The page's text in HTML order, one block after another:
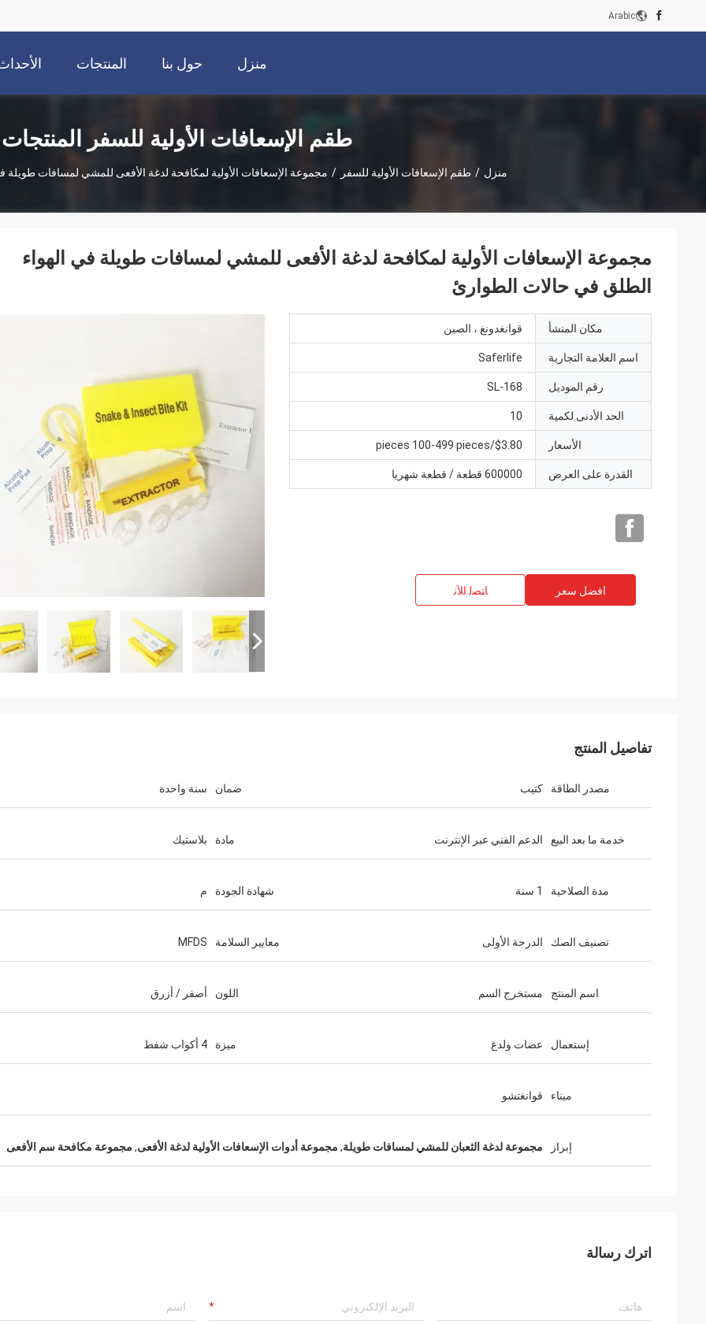
Arabic
منزل حول بنا المنتجات
طقم الإسعافات الأولية للسفر المنتجات
منزل / طقم الإسعافات الأولية للسفر / مجموعة الإسعافات الأولية لمكافحة لدغة الأفعى للمشي لمسافات طويلة
مجموعة الإسعافات الأولية لمكافحة لدغة الأفعى للمشي لمسافات طويلة في الهواء
الطلق في حالات الطوارئ
مكان المنشأ قوانغدونغ ، الصين
اسم العلامة التجارية Saferlife
رقم الموديل SL-168
الحد الأدنى لكمية 10
الأسعار $3.80/pieces 100-499 pieces
القدرة على العرض 600000 قطعة / قطعة شهريا
افضل سعر ﺎﺘﺼﻟ ﺍﻶﻧ
تفاصيل المنتج
مصدر الطاقة كتيب ضمان سنة واحدة
خدمة ما بعد البيع الدعم الفني عبر الإنترنت مادة بلاستيك
مدة الصلاحية 1 سنة شهادة الجودة م
تصنيف الصك الدرجة الأولى معايير السلامة MFDS
اسم المنتج مستخرج السم اللون أصفر / أزرق
إستعمال عضات ولدغ ميزة 4 أكواب شفط
ميناء قوانغتشو
إبراز مجموعة لدغة الثعبان للمشي لمسافات طويلة, مجموعة أدوات الإسعافات الأولية لدغة الأفعى, مجموعة مكافحة سم الأفعى
اترك رسالة